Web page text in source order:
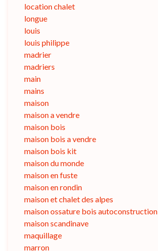
location chalet
longue
louis
louis philippe
madrier
madriers
main
mains
maison
maison a vendre
maison bois
maison bois a vendre
maison bois kit
maison du monde
maison en fuste
maison en rondin
maison et chalet des alpes
maison ossature bois autoconstruction
maison scandinave
maquillage
marron